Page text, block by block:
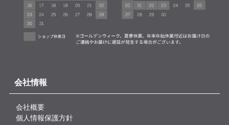
会社情報
会社概要
個人情報保護方針